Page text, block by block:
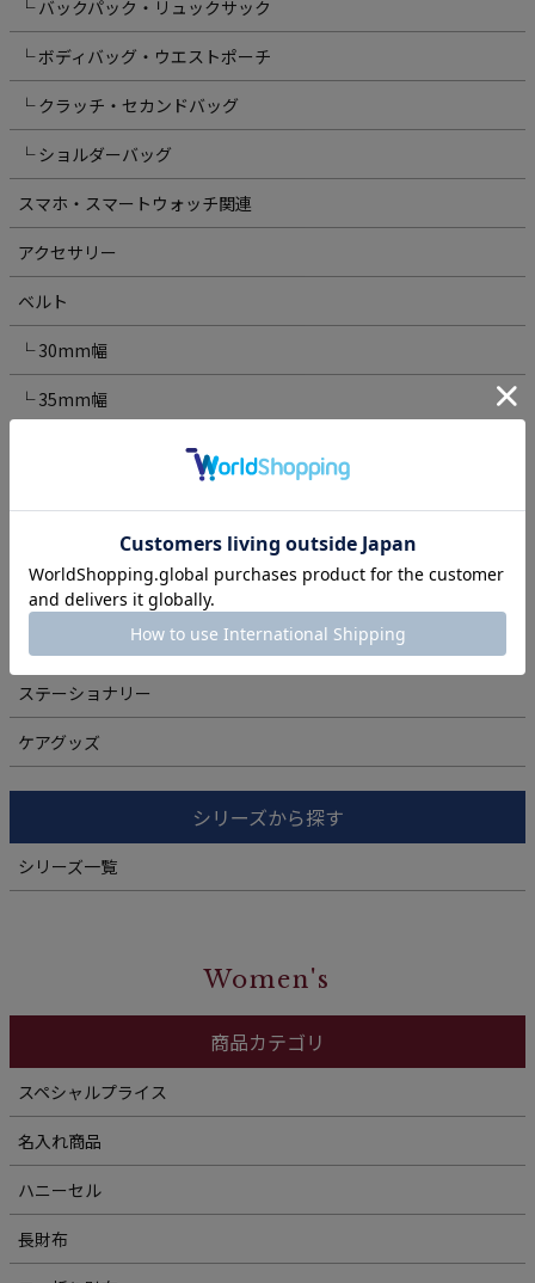
└ バックパック・リュックサック
└ ボディバッグ・ウエストポーチ
└ クラッチ・セカンドバッグ
└ ショルダーバッグ
スマホ・スマートウォッチ関連
アクセサリー
ベルト
└ 30mm幅
└ 35mm幅
靴ベラ・シューホーン
ウォッチバンド・ウォッチベルト
ステーショナリー
ケアグッズ
シリーズから探す
シリーズ一覧
Women's
商品カテゴリ
スペシャルプライス
名入れ商品
ハニーセル
長財布